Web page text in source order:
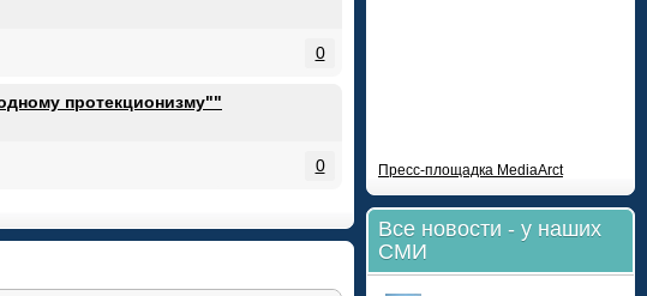
0
протекционизму""
0 Пресс-площадка МediaArct
Все новости - у наших
СМИ